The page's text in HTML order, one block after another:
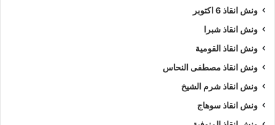
ونش انقاذ 6 اكتوبر
ونش انقاذ شبرا
ونش انقاذ القومية
ونش انقاذ مصطفى النحاس
ونش انقاذ شرم الشيخ
ونش انقاذ سوهاج